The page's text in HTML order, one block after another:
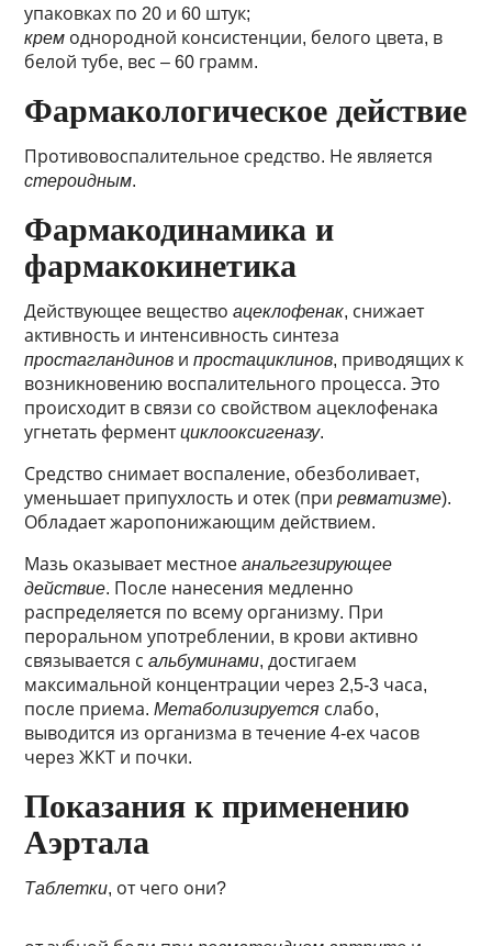
упаковках по 20 и 60 штук;
крем однородной консистенции, белого цвета, в
белой тубе, вес – 60 грамм.
Фармакологическое действие
Противовоспалительное средство. Не является
стероидным.
Фармакодинамика и
фармакокинетика
Действующее веществоацеклофенак, снижает
активность и интенсивность синтеза
простагландинов ипростациклинов, приводящих к
возникновению воспалительного процесса. Это
происходит в связи со свойством ацеклофенака
угнетать ферментциклооксигеназу.
Средство снимает воспаление, обезболивает,
уменьшает припухлость и отек (приревматизме).
Обладает жаропонижающим действием.
Мазь оказывает местноеанальгезирующее
действие. После нанесения медленно
распределяется по всему организму. При
пероральном употреблении, в крови активно
связывается сальбуминами, достигаем
максимальной концентрации через 2,5-3 часа,
после приема.Метаболизируется слабо,
выводится из организма в течение 4-ех часов
через ЖКТ и почки.
Показания к применению
Аэртала
Таблетки, от чего они?